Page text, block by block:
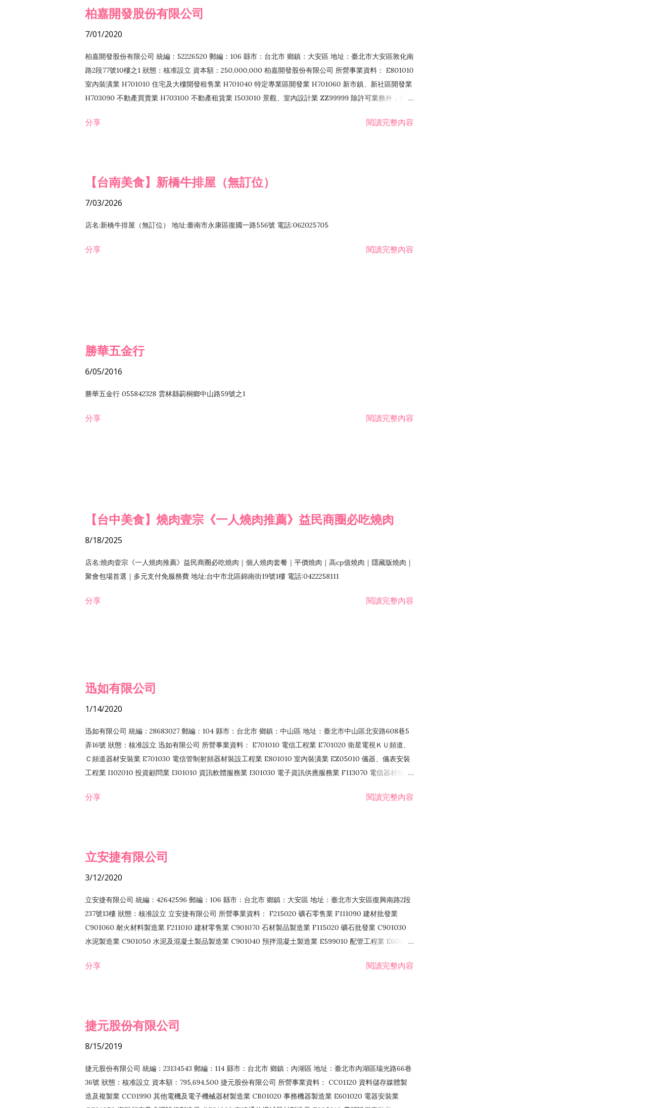
柏嘉開發股份有限公司
7/01/2020
柏嘉開發股份有限公司 統編：52226520 郵編：106 縣市：台北市 鄉鎮：大安區 地址：臺北市大安區敦化南
路2段77號10樓之1 狀態：核准設立 資本額：250,000,000 柏嘉開發股份有限公司 所營事業資料： E801010
室內裝潢業 H701010 住宅及大樓開發租售業 H701040 特定專業區開發業 H701060 新市鎮、新社區開發業
H703090 不動產買賣業 H703100 不動產租賃業 I503010 景觀、室內設計業 ZZ99999 除許可業務外，得經
分享 閱讀完整內容
【台南美食】新橋牛排屋（無訂位）
7/03/2026
店名:新橋牛排屋（無訂位） 地址:臺南市永康區復國一路556號 電話:062025705
分享 閱讀完整內容
勝華五金行
6/05/2016
勝華五金行 055842328 雲林縣莿桐鄉中山路59號之1
分享 閱讀完整內容
【台中美食】燒肉壹宗《一人燒肉推薦》益民商圈必吃燒肉
8/18/2025
店名:燒肉壹宗《一人燒肉推薦》益民商圈必吃燒肉｜個人燒肉套餐｜平價燒肉｜高cp值燒肉｜隱藏版燒肉｜
聚會包場首選｜多元支付免服務費 地址:台中市北區錦南街19號1樓 電話:0422258111
分享 閱讀完整內容
迅如有限公司
1/14/2020
迅如有限公司 統編：28683027 郵編：104 縣市：台北市 鄉鎮：中山區 地址：臺北市中山區北安路608巷5
弄16號 狀態：核准設立 迅如有限公司 所營事業資料： E701010 電信工程業 E701020 衛星電視ＫＵ頻道、
Ｃ頻道器材安裝業 E701030 電信管制射頻器材裝設工程業 E801010 室內裝潢業 EZ05010 儀器、儀表安裝
工程業 I102010 投資顧問業 I301010 資訊軟體服務業 I301030 電子資訊供應服務業 F113070 電信器材批發
務 F102030 菸酒批發業 F203020 菸酒零售業 F401171 酒類輸入業
分享 閱讀完整內容
立安捷有限公司
3/12/2020
立安捷有限公司 統編：42642596 郵編：106 縣市：台北市 鄉鎮：大安區 地址：臺北市大安區復興南路2段
237號13樓 狀態：核准設立 立安捷有限公司 所營事業資料： F215020 礦石零售業 F111090 建材批發業
C901060 耐火材料製造業 F211010 建材零售業 C901070 石材製品製造業 F115020 礦石批發業 C901030
水泥製造業 C901050 水泥及混凝土製品製造業 C901040 預拌混凝土製造業 E599010 配管工程業 E603110
EZ99990 其他工程業 F102170 食品什貨批發業 F106020 日常用品批發業 F108031 醫療器材批發業
分享 閱讀完整內容
捷元股份有限公司
8/15/2019
捷元股份有限公司 統編：23134543 郵編：114 縣市：台北市 鄉鎮：內湖區 地址：臺北市內湖區瑞光路66巷
36號 狀態：核准設立 資本額：795,694,500 捷元股份有限公司 所營事業資料： CC01120 資料儲存媒體製
造及複製業 CC01990 其他電機及電子機械器材製造業 CB01020 事務機器製造業 E601020 電器安裝業